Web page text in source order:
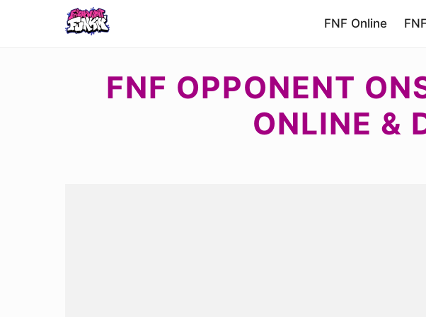
FNF Online
FNF OPPONENT
ONLINE &